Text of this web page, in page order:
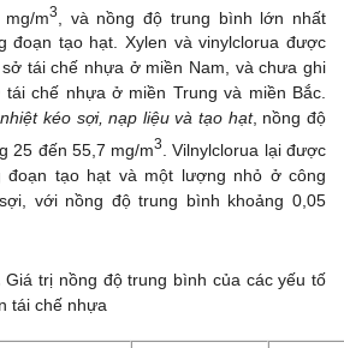
m3
, và nồng độ trung bình lớn nhất
đoạn tạo hạt. Xylen và vinylclorua được
tái chế nhựa ở miền Nam, và chưa ghi
chế nhựa ở miền Trung và miền Bắc.
kéo sợi, nạp liệu và tạo hạt, nồng độ
25 đến 55,7 mg/m3
. Vilnylclorua lại được
đoạn tạo hạt và một lượng nhỏ ở công
với nồng độ trung bình khoảng 0,05
Giá trị nồng độ trung bình của các yếu tố
tái chế nhựa